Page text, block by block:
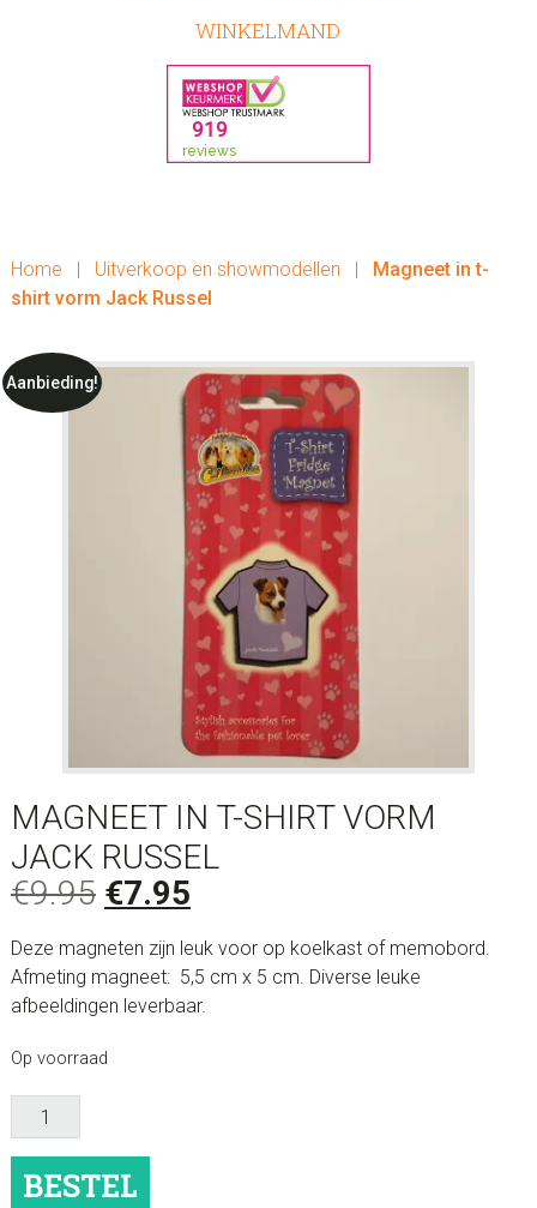
WINKELMAND
Home | Uitverkoop en showmodellen |
Magneet in t-
shirt vorm Jack Russel
Aanbieding!
MAGNEET IN T-SHIRT VORM
JACK RUSSEL
€9.95 Oorspronkelijke
was:
€9.95.
€7.95Huidige
is:
€7.95.
Deze magneten zijn leuk voor op koelkast of memobord.
Afmeting magneet: 5,5 cm x 5 cm. Diverse leuke
afbeeldingen leverbaar.
Op voorraad
Magneet
in
shirt
BESTEL